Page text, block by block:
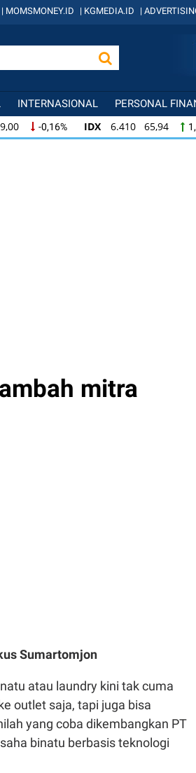
| MOMSMONEY.ID | KGMEDIA.ID |
INTERNASIONAL PERSONAL
-0,16% IDX 6.410 65,94
-0,16% IDX 6.410 65,94
mitra
Sumartomjon
atau laundry kini tak cuma
outlet saja, tapi juga bisa
yang coba dikembangkan PT
binatu berbasis teknologi